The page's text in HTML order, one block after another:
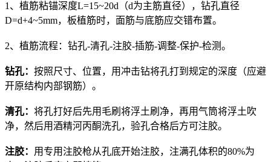
1、植筋粘锚深度L=15~20d（d为主筋直径），钻孔直径
D=d+4~5mm，板植筋时，面筋与底筋应交错布置。
2、植筋流程：钻孔-清孔-注胶-插筋-调整-保护-检测。
钻孔： 按照尺寸、位置，用冲击钻将孔打到规定的深度（应避
开原结构内部钢筋）。
清孔： 将孔打好后先用毛刷将浮土刷净，再用气筒将浮土吹
净，然后用酒精河丙酮洗孔，验孔合格后方可注胶。
注胶： 用专用注胶枪从孔底开始注胶，注满孔体积的80%为